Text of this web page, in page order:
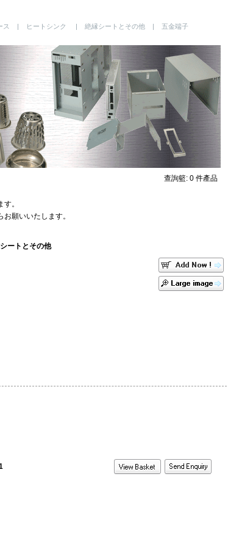
ス | ヒートシンク | 絶縁シートとその他 | 五金端子
查詢籃: 0 件產品
。
願いいたします。
ートとその他